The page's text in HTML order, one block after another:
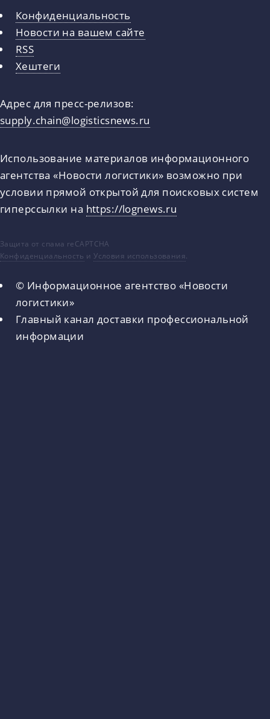
Конфиденциальность
Новости на вашем сайте
RSS
Хештеги
Адрес для пресс-релизов:
supply.chain@logisticsnews.ru
Использование материалов информационного
агентства «Новости логистики» возможно при
условии прямой открытой для поисковых систем
гиперссылки на https://lognews.ru
Защита от спама reCAPTCHA
Конфиденциальность иУсловия использования.
© Информационное агентство «Новости
логистики»
Главный канал доставки профессиональной
информации